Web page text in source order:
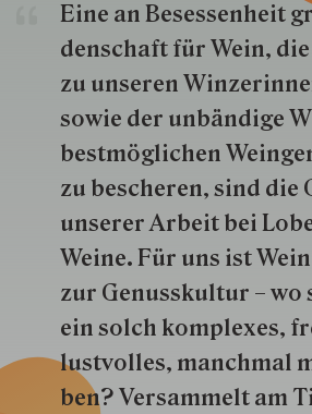
Eine an Besessenheit
den­schaft für Wein,
zu unseren
so­wie der un­bän­dige
best­mög­lich­en
zu besche­ren, sind die
unserer Arbeit bei
Weine. Für uns ist
zur Genuss­kultur – wo
ein solch kom­plexes,
lustvolles, manchmal
ben? Versammelt am